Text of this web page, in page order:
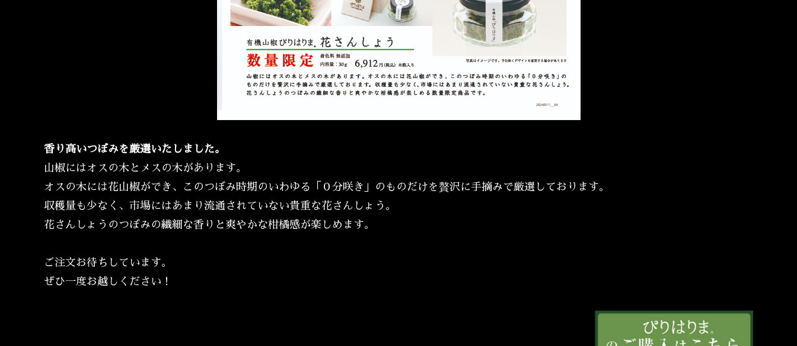
香り高いつぼみを厳選いたしました。
山椒にはオスの木とメスの木があります。
オスの木には花山椒ができ、このつぼみ時期のいわゆる「０分咲き」のものだけを贅沢に手摘みで厳選しております。
収穫量も少なく、市場にはあまり流通されていない貴重な花さんしょう。
花さんしょうのつぼみの繊細な香りと爽やかな柑橘感が楽しめます。
ご注文お待ちしています。
ぜひ一度お越しください！